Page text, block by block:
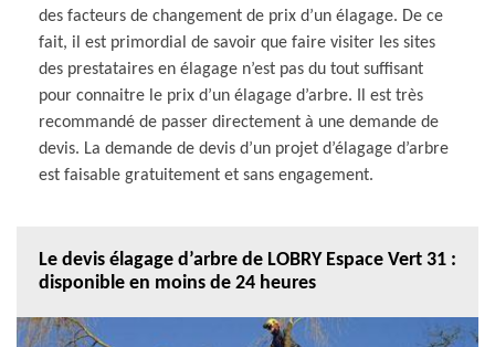
des facteurs de changement de prix d’un élagage. De ce
fait, il est primordial de savoir que faire visiter les sites
des prestataires en élagage n’est pas du tout suffisant
pour connaitre le prix d’un élagage d’arbre. Il est très
recommandé de passer directement à une demande de
devis. La demande de devis d’un projet d’élagage d’arbre
est faisable gratuitement et sans engagement.
Le devis élagage d’arbre de LOBRY Espace Vert 31 :
disponible en moins de 24 heures